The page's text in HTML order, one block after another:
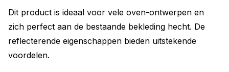
Dit product is ideaal voor vele oven-ontwerpen en
zich perfect aan de bestaande bekleding hecht. De
reflecterende eigenschappen bieden uitstekende
voordelen.